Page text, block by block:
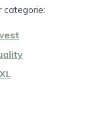
categorie: